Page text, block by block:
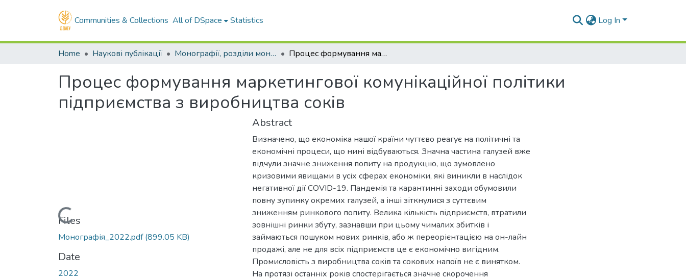
Communities & Collections All of DSpace Statistics Log In
Home Наукові публікації Монографії, розділи монографій Процес формування маркетингової комунікаційної політики підприємства з виробництва соків
Процес формування маркетингової комунікаційної політики
підприємства з виробництва соків
Loading...
Files
Монографія_2022.pdf(899.05 KB)
Date
2022
Abstract
Визначено, що економіка нашої країни чуттєво реагує на політичні та
економічні процеси, що нині відбуваються. Значна частина галузей вже
відчули значне зниження попиту на продукцію, що зумовлено
кризовими явищами в усіх сферах економіки, які виникли в наслідок
негативної дії COVID-19. Пандемія та карантинні заходи обумовили
повну зупинку окремих галузей, а інші зіткнулися з суттєвим
зниженням ринкового попиту. Велика кількість підприємств, втратили
зовнішні ринки збуту, зазнавши при цьому чималих збитків і
займаються пошуком нових ринків, або ж переорієнтацією на он-лайн
продажі, але не для всіх підприємств це є економічно вигідним.
Промисловість з виробництва соків та сокових напоїв не є винятком.
На протязі останніх років спостерігається значне скорочення